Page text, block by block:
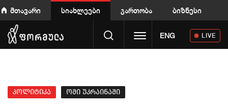
მთავარი სიახლეები გართობა ბიზნესი
Toggle navigation
ENG LIVE
პოლიტიკა ომი უკრაინაში